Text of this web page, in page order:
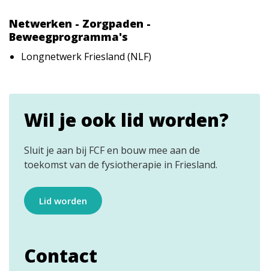
Netwerken - Zorgpaden -
Beweegprogramma's
Longnetwerk Friesland (NLF)
Wil je ook lid worden?
Sluit je aan bij FCF en bouw mee aan de
toekomst van de fysiotherapie in Friesland.
Lid worden
Contact